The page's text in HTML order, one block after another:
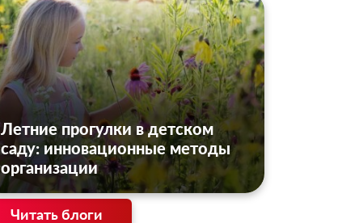
Летние прогулки в детском
саду: инновационные методы
организации
Читать блоги